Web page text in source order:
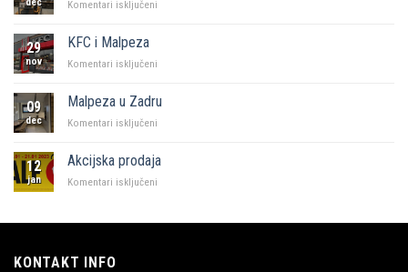
Komentari isključeni
29
nov
KFC i Malpeza
Komentari isključeni
Malpeza
09
dec
Malpeza u Zadru
Komentari isključeni
Zadru
12
jan
Akcijska prodaja
Komentari isključeni
KONTAKT INFO